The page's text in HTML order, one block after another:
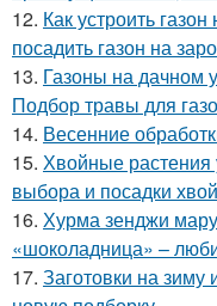
12. Как устроить
посадить газон на
13. Газоны на дачном
Подбор травы для
14. Весенние
15. Хвойные
выбора и посадки
16. Хурма зенджи
«шоколадница» –
17. Заготовки на зиму